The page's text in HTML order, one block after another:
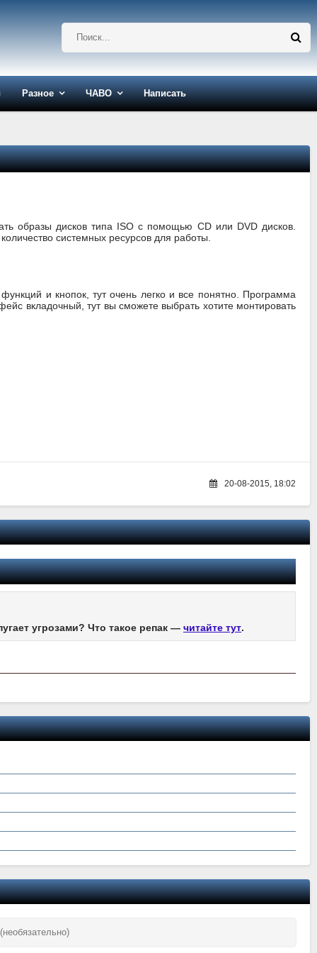
Разное ЧАВО Написать
образы дисков типа ISO с помощью CD или DVD дисков.
системных ресурсов для работы.
и кнопок, тут очень легко и все понятно. Программа
вкладочный, тут вы сможете выбрать хотите монтировать
20-08-2015, 18:02
угрозами? Что такое репак — читайте тут.